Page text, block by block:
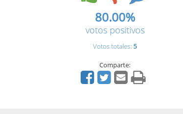
80.00%
votos positivos
Votos totales:5
Comparte: